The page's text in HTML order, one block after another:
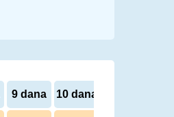
9 dana 10 dana